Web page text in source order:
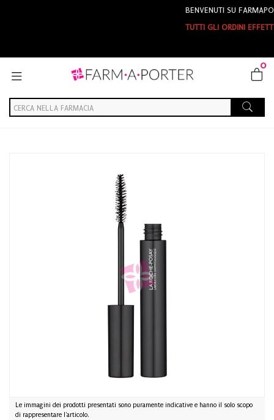
BENVENUTI SU FARMAPORTER
TUTTI GLI ORDINI
0
Le immagini dei prodotti presentati sono puramente indicative e hanno il solo scopo
di rappresentare l'articolo.